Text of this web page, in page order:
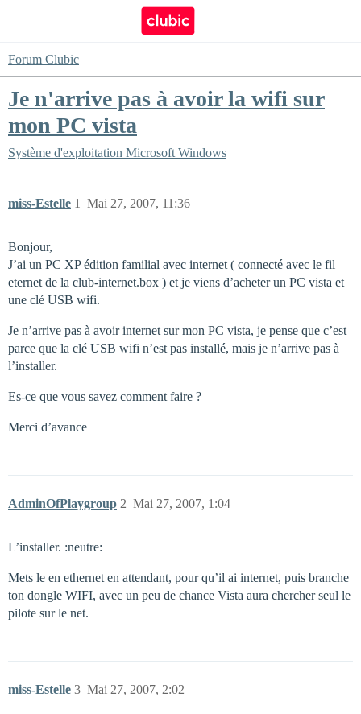
Forum Clubic
Je n'arrive pas à avoir la wifi sur
mon PC vista
Système d'exploitation Microsoft Windows
miss-Estelle Mai 27, 2007, 11:36
1
Bonjour,
J’ai un PC XP édition familial avec internet ( connecté avec le fil
eternet de la club-internet.box ) et je viens d’acheter un PC vista et
une clé USB wifi.
Je n’arrive pas à avoir internet sur mon PC vista, je pense que c’est
parce que la clé USB wifi n’est pas installé, mais je n’arrive pas à
l’installer.
Es-ce que vous savez comment faire ?
Merci d’avance
AdminOfPlaygroup Mai 27, 2007, 1:04
2
L’installer. :neutre:
Mets le en ethernet en attendant, pour qu’il ai internet, puis branche
ton dongle WIFI, avec un peu de chance Vista aura chercher seul le
pilote sur le net.
miss-Estelle Mai 27, 2007, 2:02
3